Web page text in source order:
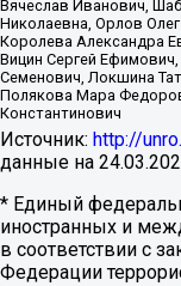
Вячеслав Иванович,
Николаевна, Орлов
Королева Александра
Вицин Сергей
Семенович, Локшина
Полякова Мара
Константинович
Источник: http://
данные на
* Единый
иностранных и
в соответствии с
Федерации